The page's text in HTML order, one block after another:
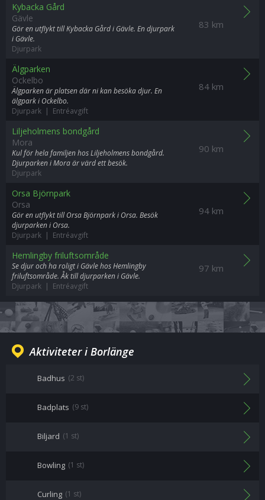
83 km
Kybacka Gård
Gävle
Gör en utflykt till Kybacka Gård i Gävle. En djurpark
i Gävle.
Djurpark
84 km
Älgparken
Ockelbo
Älgparken är platsen där ni kan besöka djur. En
älgpark i Ockelbo.
Djurpark | Entréavgift
90 km
Liljeholmens bondgård
Mora
Kul för hela familjen hos Liljeholmens bondgård.
Djurparken i Mora är värd ett besök.
Djurpark
94 km
Orsa Björnpark
Orsa
Gör en utflykt till Orsa Björnpark i Orsa. Besök
djurparken i Orsa.
Djurpark | Entréavgift
97 km
Hemlingby friluftsområde
Se djur och ha roligt i Gävle hos Hemlingby
friluftsområde. Åk till djurparken i Gävle.
Djurpark | Entréavgift
Aktiviteter i Borlänge
Badhus (2 st)
Badplats (9 st)
Biljard (1 st)
Bowling (1 st)
Curling (1 st)